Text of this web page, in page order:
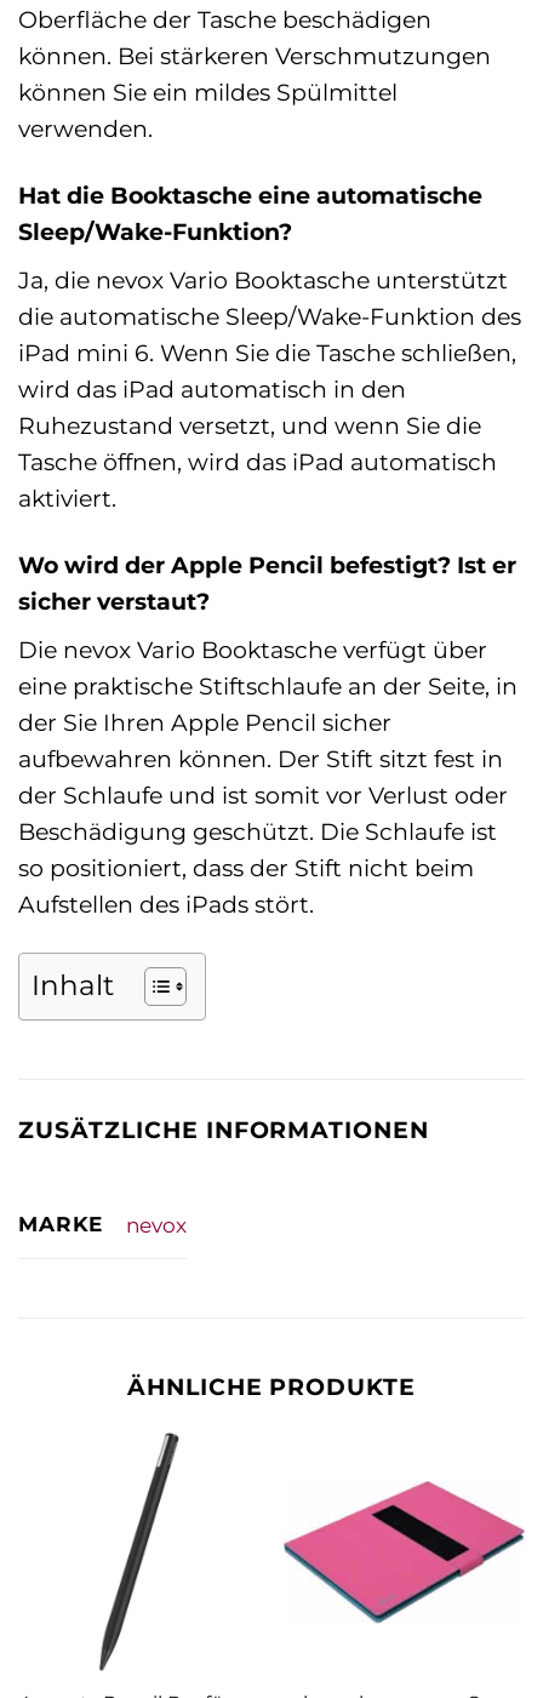
Oberfläche der Tasche beschädigen
können. Bei stärkeren Verschmutzungen
können Sie ein mildes Spülmittel
verwenden.
Hat die Booktasche eine automatische
Sleep/Wake-Funktion?
Ja, die nevox Vario Booktasche unterstützt
die automatische Sleep/Wake-Funktion des
iPad mini 6. Wenn Sie die Tasche schließen,
wird das iPad automatisch in den
Ruhezustand versetzt, und wenn Sie die
Tasche öffnen, wird das iPad automatisch
aktiviert.
Wo wird der Apple Pencil befestigt? Ist er
sicher verstaut?
Die nevox Vario Booktasche verfügt über
eine praktische Stiftschlaufe an der Seite, in
der Sie Ihren Apple Pencil sicher
aufbewahren können. Der Stift sitzt fest in
der Schlaufe und ist somit vor Verlust oder
Beschädigung geschützt. Die Schlaufe ist
so positioniert, dass der Stift nicht beim
Aufstellen des iPads stört.
Inhalt
ZUSÄTZLICHE INFORMATIONEN
MARKE nevox
ÄHNLICHE PRODUKTE